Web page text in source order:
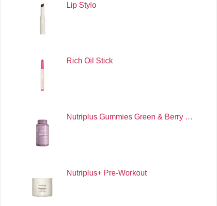
Lip Stylo
Rich Oil Stick
Nutriplus Gummies Green & Berry …
Nutriplus+ Pre-Workout